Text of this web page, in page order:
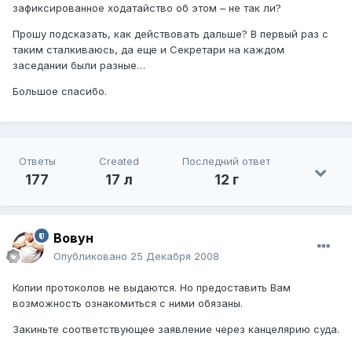
зафиксированное ходатайство об этом – не так ли?
Прошу подсказать, как действовать дальше? В первый раз с
таким сталкиваюсь, да еще и Секретари на каждом
заседании были разные…
Большое спасибо.
Ответы
177
Created
17 л
Последний ответ
12 г
Вовун
Опубликовано 25 Декабря 2008
Копии протоколов не выдаются. Но предоставить Вам
возможность ознакомиться с ними обязаны.
Закиньте соответствующее заявление через канцелярию суда.